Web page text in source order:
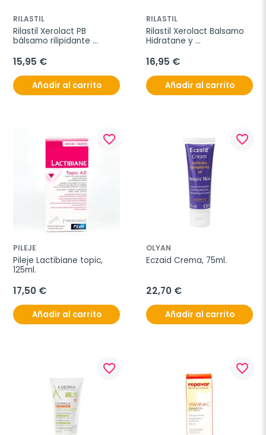
RILASTIL
Rilastil Xerolact PB
bálsamo rilipidante
15,95 €
Añadir al carrito
RILASTIL
Rilastil Xerolact Balsamo
Hidratane y
16,95 €
Añadir al carrito
favorite_border
PILEJE
Pileje Lactibiane topic,
125ml.
17,50 €
Añadir al carrito
favorite_border
OLYAN
Eczaid Crema, 75ml.
22,70 €
Añadir al carrito
favorite_border favorite_border